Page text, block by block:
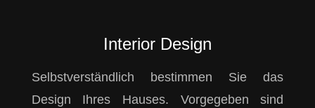
Interior Design
Selbstverständlich bestimmen Sie das
Design Ihres Hauses. Vorgegeben sind